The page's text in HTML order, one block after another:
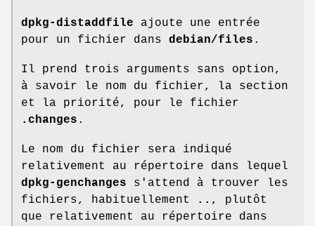
dpkg-distaddfile ajoute une entrée
pour un fichier dans debian/files .
Il prend trois arguments sans option,
à savoir le nom du fichier, la section
et la priorité, pour le fichier
.changes .
Le nom du fichier sera indiqué
relativement au répertoire dans lequel
dpkg-genchanges s'attend à trouver les
fichiers, habituellement
.. , plutôt
que relativement au répertoire dans